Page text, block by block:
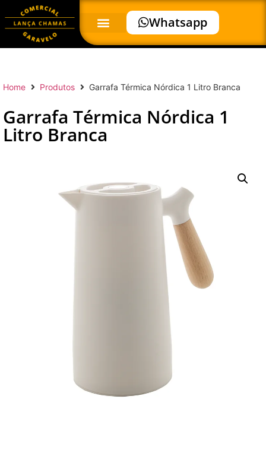
Whatsapp
Home Produtos Garrafa Térmica Nórdica 1 Litro Branca
Garrafa Térmica Nórdica 1
Litro Branca